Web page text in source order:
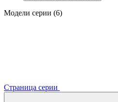
Модели серии (6)
Страница серии